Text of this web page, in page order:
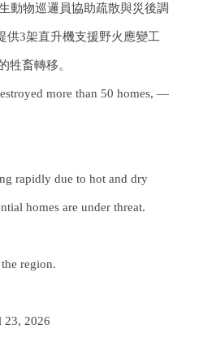
動物巡邏員協助疏散與災後調
供3架直升機支援野火應變工
牲畜轉移。
more than 50 homes, —
rapidly due to hot and dry
homes are under threat.
region.
2026